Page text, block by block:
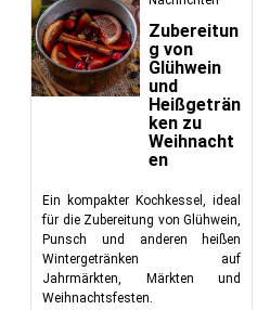
Zubereitun
g von
Glühwein
und
Heißgeträn
ken zu
Weihnacht
en
Ein kompakter Kochkessel, ideal
für die Zubereitung von Glühwein,
Punsch und anderen heißen
Wintergetränken auf
Jahrmärkten, Märkten und
Weihnachtsfesten.